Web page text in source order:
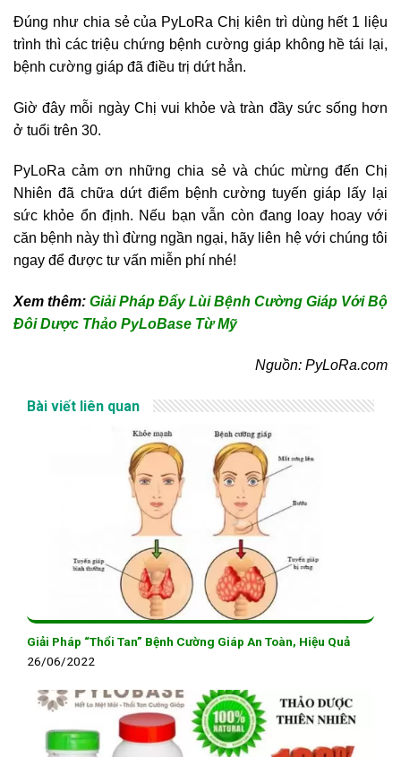
Đúng như chia sẻ của PyLoRa Chị kiên trì dùng hết 1 liệu
trình thì các triệu chứng bệnh cường giáp không hề tái lại,
bệnh cường giáp đã điều trị dứt hẳn.
Giờ đây mỗi ngày Chị vui khỏe và tràn đầy sức sống hơn
ở tuổi trên 30.
PyLoRa cảm ơn những chia sẻ và chúc mừng đến Chị
Nhiên đã chữa dứt điểm bệnh cường tuyến giáp lấy lại
sức khỏe ổn định. Nếu bạn vẫn còn đang loay hoay với
căn bệnh này thì đừng ngần ngại, hãy liên hệ với chúng tôi
ngay để được tư vấn miễn phí nhé!
Xem thêm: Giải Pháp Đẩy Lùi Bệnh Cường Giáp Với Bộ
Đôi Dược Thảo PyLoBase Từ Mỹ
Nguồn: PyLoRa.com
Bài viết liên quan
Giải Pháp “Thổi Tan” Bệnh Cường Giáp An Toàn, Hiệu Quả
26/06/2022